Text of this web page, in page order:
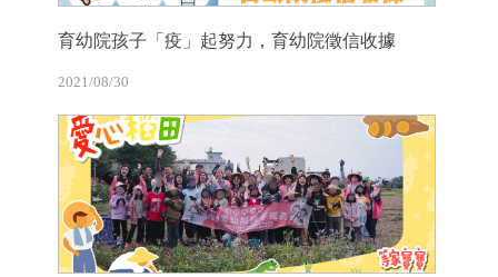
育幼院孩子「疫」起努力，育幼院徵信收據
2021/08/30